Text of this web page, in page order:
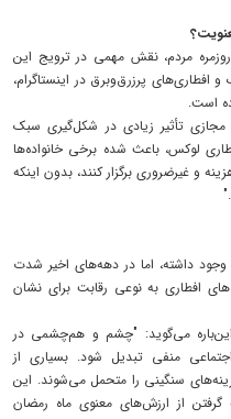
مردم، نقش مهمی در ترویج این
افطاری‌های پرزرق‌وبرق در اینستاگرام،
است.
مجازی تأثیر زیادی در شکل‌گیری سبک
لوکس، باعث شده برخی خانواده‌ها
و غیرضروری برگزار کنند، بدون اینکه
داشته، اما در دهه‌های اخیر شدت
افطاری به نوعی رقابت برای نشان
می‌گوید: "چشم و هم‌چشمی در
منفی تبدیل شود. بسیاری از
سنگینی را متحمل می‌شوند. این
گرفتن از ارزش‌های معنوی ماه رمضان